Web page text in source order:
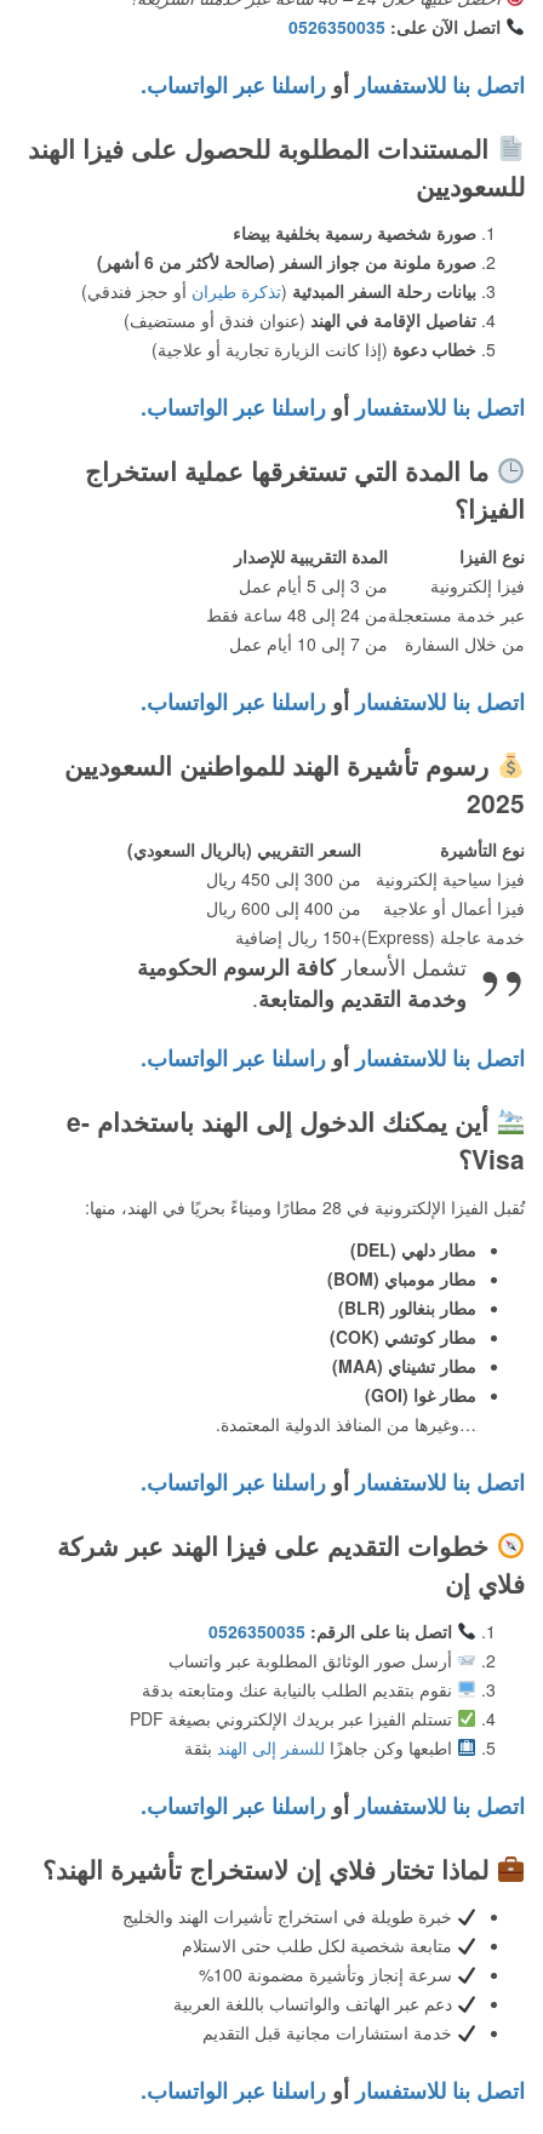
اتصل الآن على: 0526350035
اتصل بنا للاستفسار أو راسلنا عبر الواتساب.
المستندات المطلوبة للحصول على فيزا الهند
للسعوديين
صورة شخصية رسمية بخلفية بيضاء
صورة ملونة من جواز السفر (صالحة لأكثر من 6 أشهر)
بيانات رحلة السفر المبدئية (تذكرة طيران أو حجز فندقي)
تفاصيل الإقامة في الهند (عنوان فندق أو مستضيف)
خطاب دعوة (إذا كانت الزيارة تجارية أو علاجية)
اتصل بنا للاستفسار أو راسلنا عبر الواتساب.
ما المدة التي تستغرقها عملية استخراج
الفيزا؟
نوع الفيزا
المدة التقريبية للإصدار
فيزا إلكترونية
من 3 إلى 5 أيام عمل
عبر خدمة مستعجلةمن 24 إلى 48 ساعة فقط
من خلال السفارة
من 7 إلى 10 أيام عمل
اتصل بنا للاستفسار أو راسلنا عبر الواتساب.
رسوم تأشيرة الهند للمواطنين السعوديين
2025
نوع التأشيرة
السعر التقريبي (بالريال السعودي)
فيزا سياحية إلكترونية
من 300 إلى 450 ريال
فيزا أعمال أو علاجية
من 400 إلى 600 ريال
خدمة عاجلة (Express)
+150 ريال إضافية
تشمل الأسعاركافة الرسوم الحكومية
وخدمة التقديم والمتابعة.
اتصل بنا للاستفسار أو راسلنا عبر الواتساب.
أين يمكنك الدخول إلى الهند باستخدام e-
Visa؟
تُقبل الفيزا الإلكترونية في 28 مطارًا وميناءً بحريًا في الهند، منها:
مطار دلهي (DEL)
مطار مومباي (BOM)
مطار بنغالور (BLR)
مطار كوتشي (COK)
مطار تشيناي (MAA)
مطار غوا (GOI)
…وغيرها من المنافذ الدولية المعتمدة.
اتصل بنا للاستفسار أو راسلنا عبر الواتساب.
خطوات التقديم على فيزا الهند عبر شركة
فلاي إن
اتصل بنا على الرقم: 0526350035
أرسل صور الوثائق المطلوبة عبر واتساب
نقوم بتقديم الطلب بالنيابة عنك ومتابعته بدقة
تستلم الفيزا عبر بريدك الإلكتروني بصيغة PDF
اطبعها وكن جاهزًا للسفر إلى الهند بثقة
اتصل بنا للاستفسار أو راسلنا عبر الواتساب.
لماذا تختار فلاي إن لاستخراج تأشيرة الهند؟
خبرة طويلة في استخراج تأشيرات الهند والخليج
متابعة شخصية لكل طلب حتى الاستلام
سرعة إنجاز وتأشيرة مضمونة 100%
دعم عبر الهاتف والواتساب باللغة العربية
خدمة استشارات مجانية قبل التقديم
اتصل بنا للاستفسار أو راسلنا عبر الواتساب.